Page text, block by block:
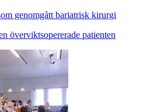
genomgått bariatrisk kirurgi
överviktsopererade patienten